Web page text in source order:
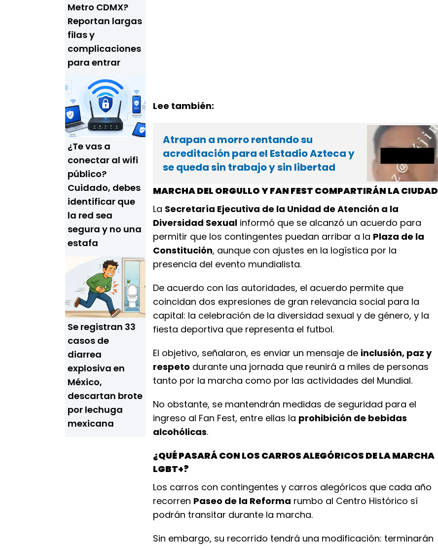
Metro CDMX?
Reportan largas
filas y
complicaciones
para entrar
¿Te vas a
conectar al wifi
público?
Cuidado, debes
identificar que
la red sea
segura y no una
estafa
Se registran 33
casos de
diarrea
explosiva en
México,
descartan brote
por lechuga
mexicana
Lee también:
Atrapan a morro rentando su
acreditación para el Estadio Azteca y
se queda sin trabajo y sin libertad
MARCHA DEL ORGULLO Y FAN FEST COMPARTIRÁN LA CIUDAD
La Secretaría Ejecutiva de la Unidad de Atención a la
Diversidad Sexual informó que se alcanzó un acuerdo para
permitir que los contingentes puedan arribar a la Plaza de la
Constitución, aunque con ajustes en la logística por la
presencia del evento mundialista.
De acuerdo con las autoridades, el acuerdo permite que
coincidan dos expresiones de gran relevancia social para la
capital: la celebración de la diversidad sexual y de género, y la
fiesta deportiva que representa el futbol.
El objetivo, señalaron, es enviar un mensaje de inclusión, paz y
respeto durante una jornada que reunirá a miles de personas
tanto por la marcha como por las actividades del Mundial.
No obstante, se mantendrán medidas de seguridad para el
ingreso al Fan Fest, entre ellas la prohibición de bebidas
alcohólicas.
¿QUÉ PASARÁ CON LOS CARROS ALEGÓRICOS DE LA MARCHA
LGBT+?
Los carros con contingentes y carros alegóricos que cada año
recorren Paseo de la Reforma rumbo al Centro Histórico sí
podrán transitar durante la marcha.
Sin embargo, su recorrido tendrá una modificación: terminarán